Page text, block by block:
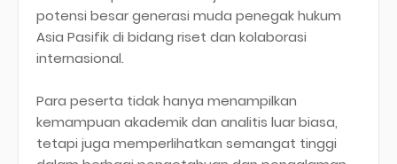
potensi besar generasi muda penegak hukum
Asia Pasifik di bidang riset dan kolaborasi
internasional.
Para peserta tidak hanya menampilkan
kemampuan akademik dan analitis luar biasa,
tetapi juga memperlihatkan semangat tinggi